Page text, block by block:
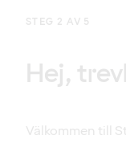
STEG 2 AV 5
Hej,
Välkommen till